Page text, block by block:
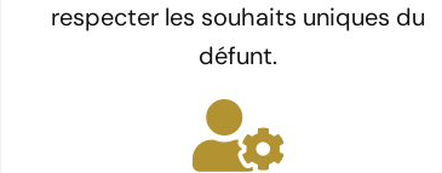
respecter les souhaits uniques du
défunt.